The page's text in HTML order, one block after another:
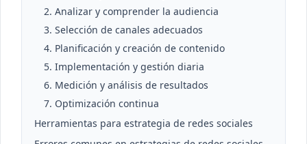
2. Analizar y comprender la audiencia
3. Selección de canales adecuados
4. Planificación y creación de contenido
5. Implementación y gestión diaria
6. Medición y análisis de resultados
7. Optimización continua
Herramientas para estrategia de redes sociales